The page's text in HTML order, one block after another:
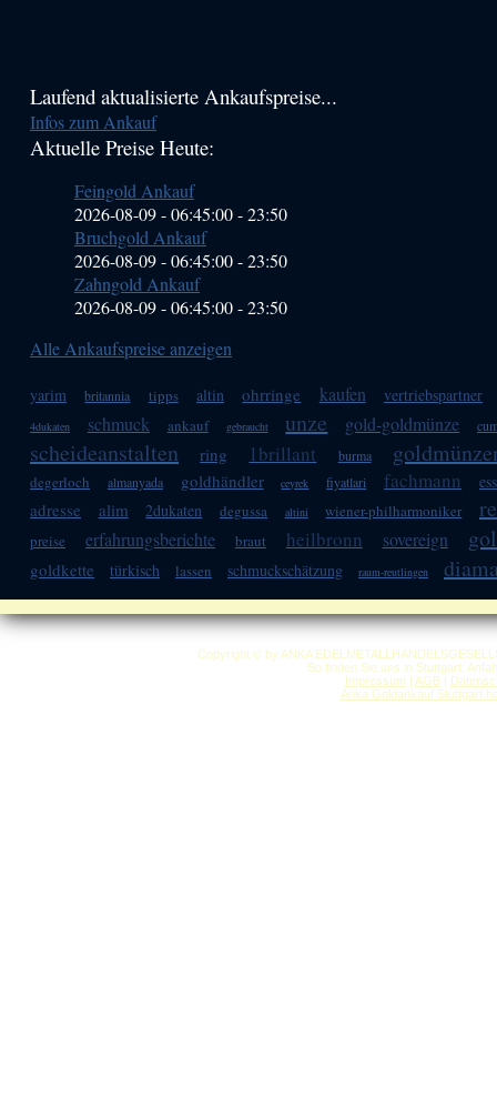
Haupt-
Sidebar
Laufend aktualisierte Ankaufspreise...
Infos zum Ankauf
Aktuelle Preise Heute:
Feingold Ankauf
2026-08-09 - 06:45:00-23:50
Bruchgold Ankauf
2026-08-09 - 06:45:00-23:50
Zahngold Ankauf
2026-08-09 - 06:45:00-23:50
Alle Ankaufspreise anzeigen
yarim britannia tipps altin ohrringe kaufen vertriebspartner
4dukaten schmuck ankauf gebraucht unze gold-goldmünze
scheideanstalten ring 1brillant burma
degerloch almanyada goldhändler ceyrek fiyatlari fachmann
adresse alim 2dukaten degussa altini wiener-philharmoniker
preise erfahrungsberichte braut heilbronn sovereign
goldkette türkisch lassen schmuckschätzung raum-reutlingen
Copyright © by ANKA
So finden Sie uns in Stuttgart:
Impressum| AGB|
Anka Goldankauf Stuttgart